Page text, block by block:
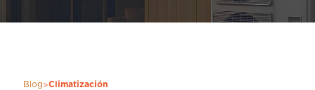
Blog>Climatización